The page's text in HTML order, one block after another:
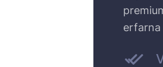
erfarna